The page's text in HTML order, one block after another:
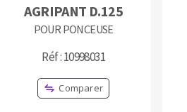
AGRIPANT D.125
POUR PONCEUSE
Réf : 10998031
Comparer